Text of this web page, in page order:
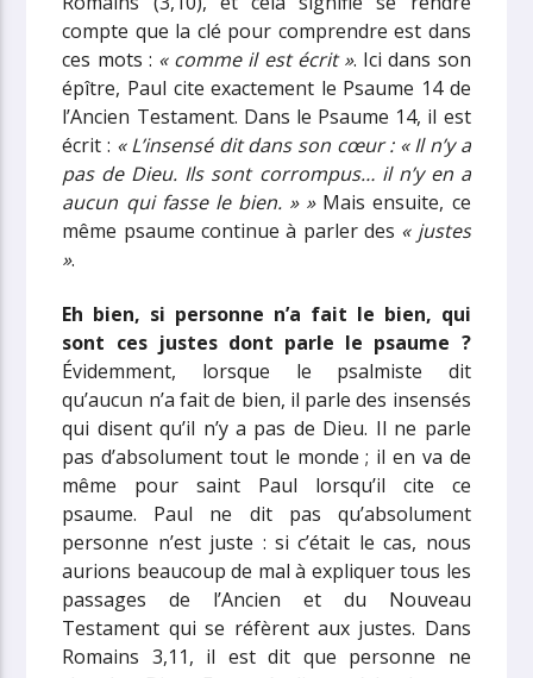
compte que la clé pour comprendre est dans
ces mots : « comme il est écrit ». Ici dans son
épître, Paul cite exactement le Psaume 14 de
l’Ancien Testament. Dans le Psaume 14, il est
écrit : « L’insensé dit dans son cœur : « Il n’y a
pas de Dieu. Ils sont corrompus… il n’y en a
aucun qui fasse le bien. » »Mais ensuite, ce
même psaume continue à parler des « justes
».
Eh bien, si personne n’a fait le bien, qui
sont ces justes dont parle le psaume ?
Évidemment, lorsque le psalmiste dit
qu’aucun n’a fait de bien, il parle des insensés
qui disent qu’il n’y a pas de Dieu. Il ne parle
pas d’absolument tout le monde ; il en va de
même pour saint Paul lorsqu’il cite ce
psaume. Paul ne dit pas qu’absolument
personne n’est juste : si c’était le cas, nous
aurions beaucoup de mal à expliquer tous les
passages de l’Ancien et du Nouveau
Testament qui se réfèrent aux justes. Dans
Romains 3,11, il est dit que personne ne